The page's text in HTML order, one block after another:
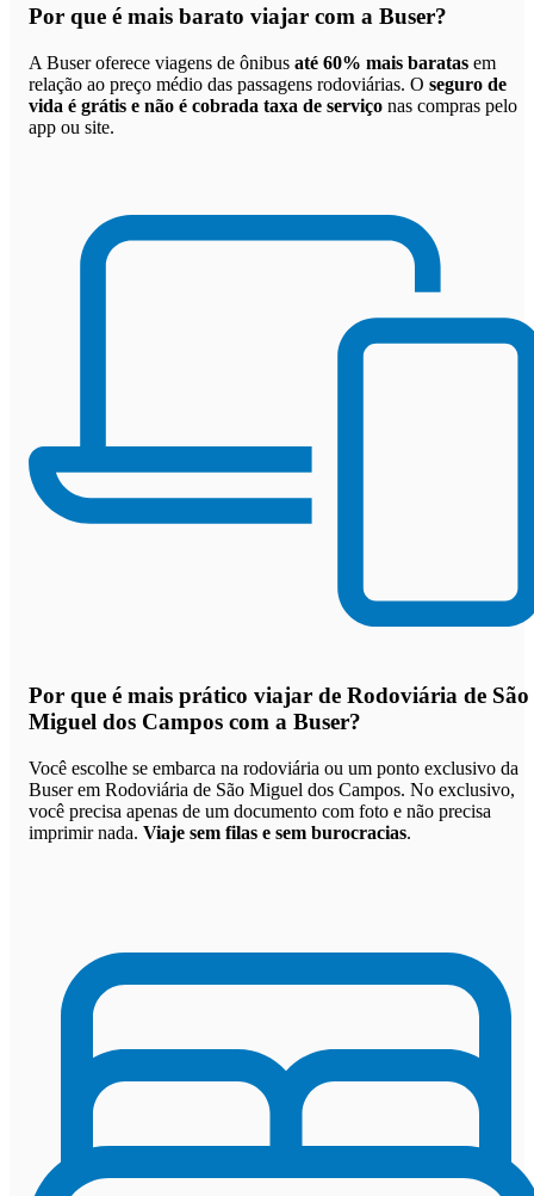
Por que é mais barato viajar com a Buser?
A Buser oferece viagens de ônibus até 60% mais baratas em
relação ao preço médio das passagens rodoviárias. O seguro de
vida é grátis e não é cobrada taxa de serviço nas compras pelo
app ou site.
Por que é mais prático viajar de Rodoviária de São
Miguel dos Campos com a Buser?
Você escolhe se embarca na rodoviária ou um ponto exclusivo da
Buser em Rodoviária de São Miguel dos Campos. No exclusivo,
você precisa apenas de um documento com foto e não precisa
imprimir nada. Viaje sem filas e sem burocracias.